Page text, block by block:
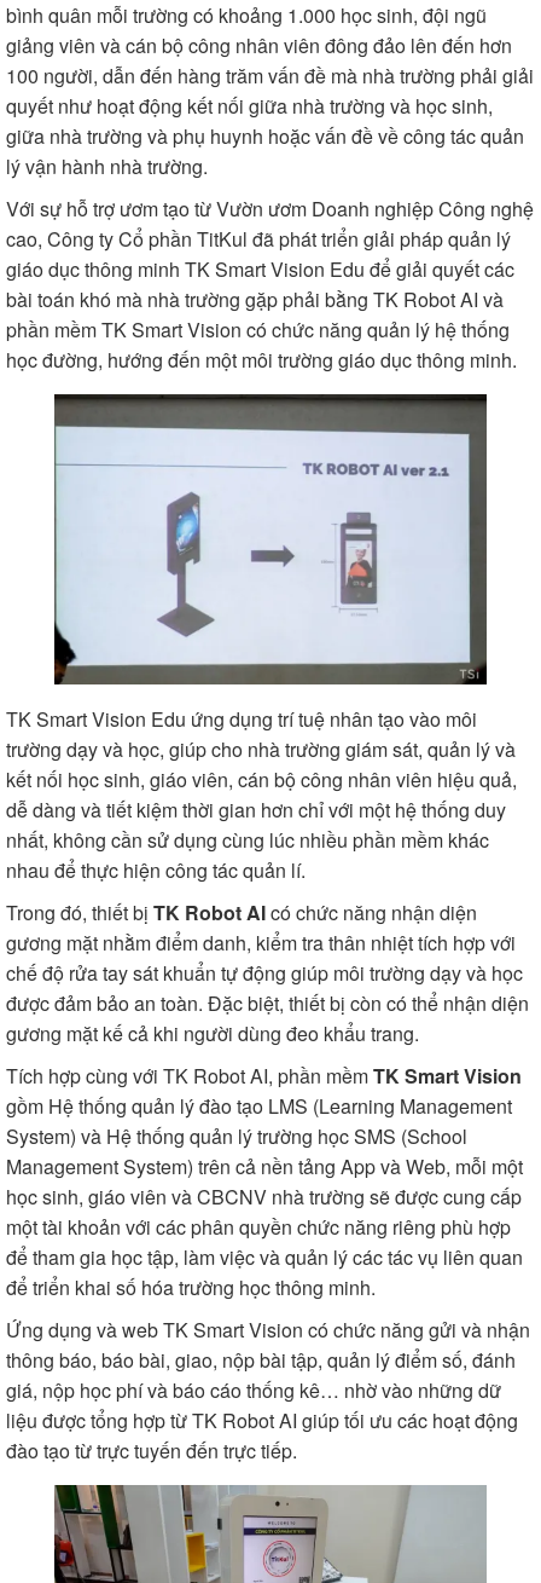
bình quân mỗi trường có khoảng 1.000 học sinh, đội ngũ
giảng viên và cán bộ công nhân viên đông đảo lên đến hơn
100 người, dẫn đến hàng trăm vấn đề mà nhà trường phải giải
quyết như hoạt động kết nối giữa nhà trường và học sinh,
giữa nhà trường và phụ huynh hoặc vấn đề về công tác quản
lý vận hành nhà trường.
Với sự hỗ trợ ươm tạo từ Vườn ươm Doanh nghiệp Công nghệ
cao, Công ty Cổ phần TitKul đã phát triển giải pháp quản lý
giáo dục thông minh TK Smart Vision Edu để giải quyết các
bài toán khó mà nhà trường gặp phải bằng TK Robot AI và
phần mềm TK Smart Vision có chức năng quản lý hệ thống
học đường, hướng đến một môi trường giáo dục thông minh.
TK Smart Vision Edu ứng dụng trí tuệ nhân tạo vào môi
trường dạy và học, giúp cho nhà trường giám sát, quản lý và
kết nối học sinh, giáo viên, cán bộ công nhân viên hiệu quả,
dễ dàng và tiết kiệm thời gian hơn chỉ với một hệ thống duy
nhất, không cần sử dụng cùng lúc nhiều phần mềm khác
nhau để thực hiện công tác quản lí.
Trong đó, thiết bị TK Robot AIcó chức năng nhận diện
gương mặt nhằm điểm danh, kiểm tra thân nhiệt tích hợp với
chế độ rửa tay sát khuẩn tự động giúp môi trường dạy và học
được đảm bảo an toàn. Đặc biệt, thiết bị còn có thể nhận diện
gương mặt kế cả khi người dùng đeo khẩu trang.
Tích hợp cùng với TK Robot AI, phần mềmTK Smart Vision
gồm Hệ thống quản lý đào tạo LMS (Learning Management
System) và Hệ thống quản lý trường học SMS (School
Management System) trên cả nền tảng App và Web, mỗi một
học sinh, giáo viên và CBCNV nhà trường sẽ được cung cấp
một tài khoản với các phân quyền chức năng riêng phù hợp
để tham gia học tập, làm việc và quản lý các tác vụ liên quan
để triển khai số hóa trường học thông minh.
Ứng dụng và web TK Smart Vision có chức năng gửi và nhận
thông báo, báo bài, giao, nộp bài tập, quản lý điểm số, đánh
giá, nộp học phí và báo cáo thống kê… nhờ vào những dữ
liệu được tổng hợp từ TK Robot AI giúp tối ưu các hoạt động
đào tạo từ trực tuyến đến trực tiếp.